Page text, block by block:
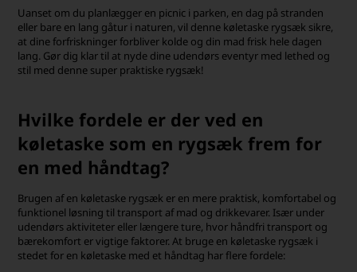
Uanset om du planlægger en picnic i parken, en dag på stranden
eller bare en lang gåtur i naturen, vil denne køletaske rygsæk sikre,
at dine forfriskninger forbliver kolde og din mad frisk hele dagen
lang. Gør dig klar til at nyde dine udendørs eventyr med lethed og
stil med denne super praktiske rygsæk!
Hvilke fordele er der ved en
køletaske som en rygsæk frem for
en med håndtag?
Brugen af en køletaske rygsæk er en mere praktisk, komfortabel og
funktionel løsning til transport af mad og drikkevarer. Især under
udendørs aktiviteter eller længere ture, hvor håndfri transport og
bærekomfort er vigtige faktorer.At bruge en køletaske rygsæk i
stedet for en køletaske med et håndtag har flere fordele: